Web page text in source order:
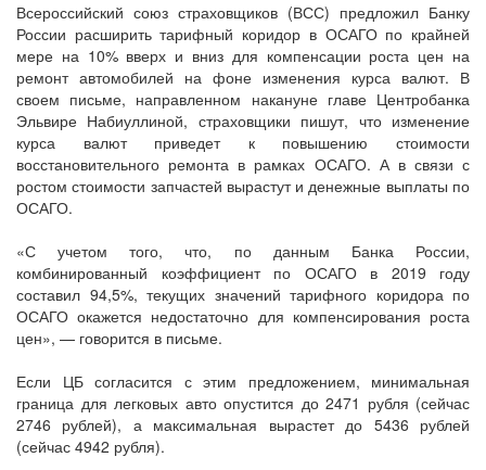
Всероссийский союз страховщиков (ВСС) предложил Банку
России расширить тарифный коридор в ОСАГО по крайней
мере на 10% вверх и вниз для компенсации роста цен на
ремонт автомобилей на фоне изменения курса валют. В
своем письме, направленном накануне главе Центробанка
Эльвире Набиуллиной, страховщики пишут, что изменение
курса валют приведет к повышению стоимости
восстановительного ремонта в рамках ОСАГО. А в связи с
ростом стоимости запчастей вырастут и денежные выплаты по
ОСАГО.
«С учетом того, что, по данным Банка России,
комбинированный коэффициент по ОСАГО в 2019 году
составил 94,5%, текущих значений тарифного коридора по
ОСАГО окажется недостаточно для компенсирования роста
цен», — говорится в письме.
Если ЦБ согласится с этим предложением, минимальная
граница для легковых авто опустится до 2471 рубля (сейчас
2746 рублей), а максимальная вырастет до 5436 рублей
(сейчас 4942 рубля).